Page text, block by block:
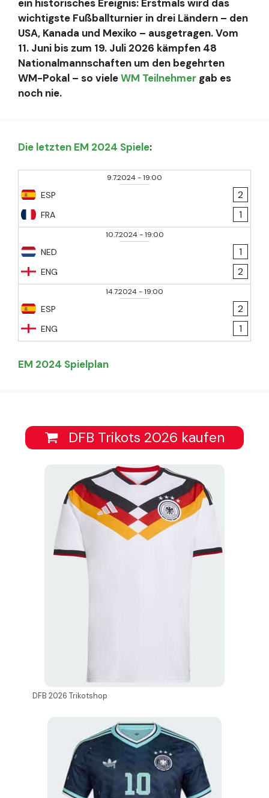
ein historisches Ereignis: Erstmals wird das
wichtigste Fußballturnier in drei Ländern – den
USA, Kanada und Mexiko – ausgetragen. Vom
11. Juni bis zum 19. Juli 2026 kämpfen 48
Nationalmannschaften um den begehrten
WM-Pokal – so vieleWM Teilnehmer gab es
noch nie.
Die letzten EM 2024 Spiele:
9.7.2024-19:00
ESP
FRA
2
1
10.7.2024-19:00
NED
ENG
1
2
14.7.2024-19:00
ESP
ENG
2
1
EM 2024 Spielplan
DFB Trikots 2026 kaufen
DFB 2026 Trikotshop